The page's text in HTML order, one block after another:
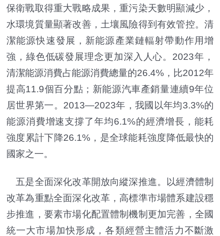
保衛戰取得重大戰略成果，重污染天數明顯減少，
水環境質量顯著改善，土壤風險得到有效管控。清
潔能源快速發展，新能源產業鏈輻射帶動作用增
強，綠色低碳發展理念更加深入人心。2023年，
清潔能源消費占能源消費總量的26.4%，比2012年
提高11.9個百分點；新能源汽車產銷量連續9年位
居世界第一。2013—2023年，我國以年均3.3%的
能源消費增速支撐了年均6.1%的經濟增長，能耗
強度累計下降26.1%，是全球能耗強度降低最快的
國家之一。
五是全面深化改革開放向縱深推進。以經濟體制
改革為重點全面深化改革，高標準市場體系建設穩
步推進，要素市場化配置體制機制更加完善，全國
統一大市場加快形成，各類經營主體活力不斷激